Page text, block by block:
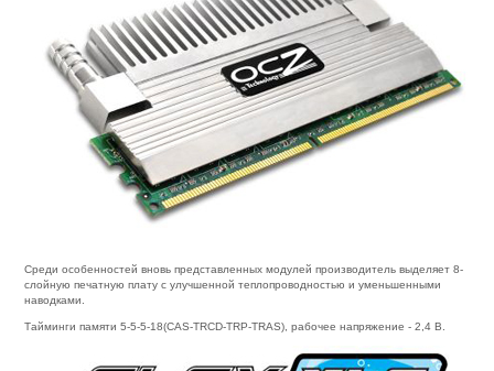
Среди особенностей вновь представленных модулей производитель выделяет 8-
слойную печатную плату с улучшенной теплопроводностью и уменьшенными
наводками.
Тайминги памяти 5-5-5-18(CAS-TRCD-TRP-TRAS), рабочее напряжение - 2,4 В.